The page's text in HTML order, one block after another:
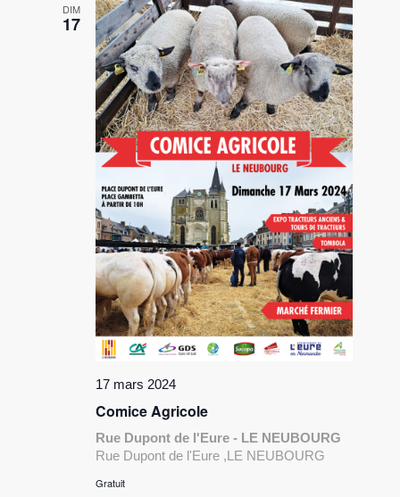
DIM
17
17 mars 2024
Comice Agricole
Rue Dupont de l'Eure - LE NEUBOURG
Rue Dupont de l'Eure ,LE NEUBOURG
Gratuit